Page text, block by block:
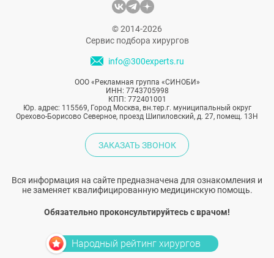
© 2014-2026
Сервис подбора хирургов
info@300experts.ru
ООО «Рекламная группа «СИНОБИ»
ИНН: 7743705998
КПП: 772401001
Юр. адрес: 115569, Город Москва, вн.тер.г. муниципальный округ
Орехово-Борисово Северное, проезд Шипиловский, д. 27, помещ. 13Н
ЗАКАЗАТЬ ЗВОНОК
Вся информация на сайте предназначена для ознакомления и
не заменяет квалифицированную медицинскую помощь.
Обязательно проконсультируйтесь с врачом!
Народный рейтинг хирургов